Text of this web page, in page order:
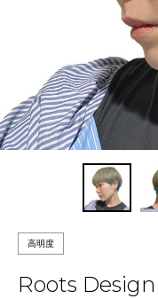
高明度
Roots